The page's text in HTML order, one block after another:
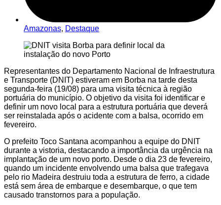
Amazonas, Destaque
Representantes do Departamento Nacional de Infraestrutura
e Transporte (DNIT) estiveram em Borba na tarde desta
segunda-feira (19/08) para uma visita técnica à região
portuária do município. O objetivo da visita foi identificar e
definir um novo local para a estrutura portuária que deverá
ser reinstalada após o acidente com a balsa, ocorrido em
fevereiro.
O prefeito Toco Santana acompanhou a equipe do DNIT
durante a vistoria, destacando a importância da urgência na
implantação de um novo porto. Desde o dia 23 de fevereiro,
quando um incidente envolvendo uma balsa que trafegava
pelo rio Madeira destruiu toda a estrutura de ferro, a cidade
está sem área de embarque e desembarque, o que tem
causado transtornos para a população.